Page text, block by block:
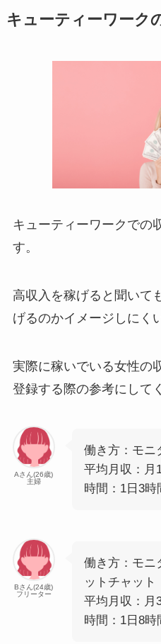
キューティーワーク
キューティーワークでの
す。
高収入を稼げると聞いて
げるのかイメージしにく
実際に稼いでいる女性の
登録する際の参考にして
Aさん(26歳)
主婦
働き方：モニ
平均月収：月
時間：1日3時
Bさん(24歳)
フリーター
働き方：モニ
ットチャット
平均月収：月
時間：1日8時